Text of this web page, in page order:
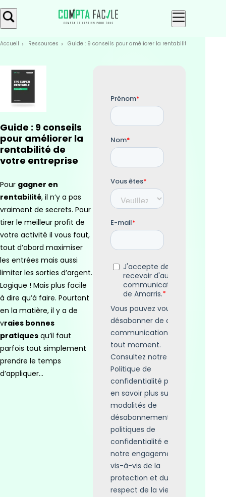
Skip
to
Aller au
contenu
Accueil Ressources Guide : 9 conseils pour améliorer la rentabilité de votre
Guide : 9 conseils
pour améliorer la
rentabilité de
votre entreprise
Pour gagner en
rentabilité, il n’y a pas
vraiment de secrets. Pour
tirer le meilleur profit de
votre activité il vous faut,
tout d’abord maximiser
les entrées mais aussi
limiter les sorties d’argent.
Logique ! Mais plus facile
à dire qu’à faire. Pourtant
en la matière, il y a de
vraies bonnes
pratiques qu’il faut
parfois tout simplement
prendre le temps
d’appliquer…